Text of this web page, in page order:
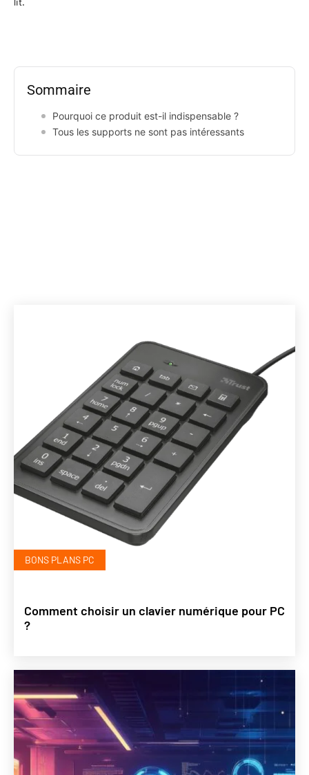
Sommaire
Pourquoi ce produit est-il indispensable ?
Tous les supports ne sont pas intéressants
BONS PLANS PC
Comment choisir un clavier numérique pour PC
?